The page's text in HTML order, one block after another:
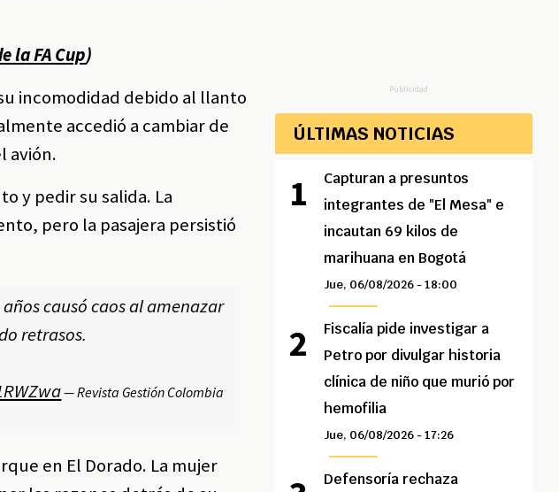
la FA Cup)
incomodidad debido al llanto
accedió a cambiar de
avión.
y pedir su salida. La
pero la pasajera persistió
causó caos al amenazar
retrasos.
— Revista Gestión Colombia
en El Dorado. La mujer
Publicidad
ÚLTIMAS NOTICIAS
Capturan a presuntos
integrantes de "El Mesa" e
incautan 69 kilos de
marihuana en Bogotá
Jue, 06/08/2026 - 18:00
Fiscalía pide investigar a
Petro por divulgar historia
clínica de niño que murió por
hemofilia
Jue, 06/08/2026 - 17:26
Defensoría rechaza